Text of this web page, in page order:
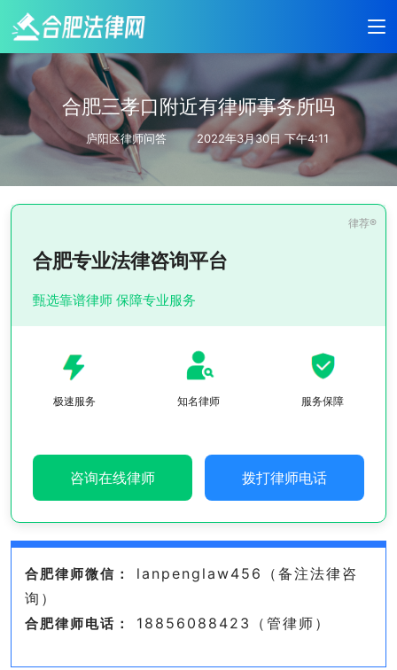
合肥三孝口附近有律师事务所吗
庐阳区律师问答 2022年3月30日 下午4:11
合肥专业法律咨询平台
甄选靠谱律师 保障专业服务
极速服务 知名律师 服务保障
咨询在线律师 拨打律师电话
合肥律师微信：
lanpenglaw456（备注法律咨
询）
合肥律师电话： 18856088423（管律师）